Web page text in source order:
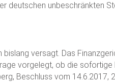
deutschen unbeschränkten
versagt. Das
vorgelegt, ob die
Beschluss vom 14.6.2017,